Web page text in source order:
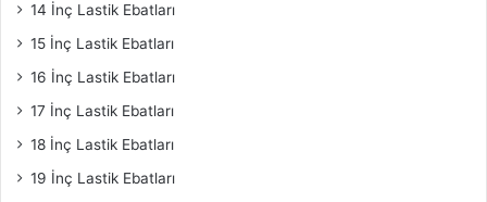
14 İnç Lastik Ebatları
15 İnç Lastik Ebatları
16 İnç Lastik Ebatları
17 İnç Lastik Ebatları
18 İnç Lastik Ebatları
19 İnç Lastik Ebatları